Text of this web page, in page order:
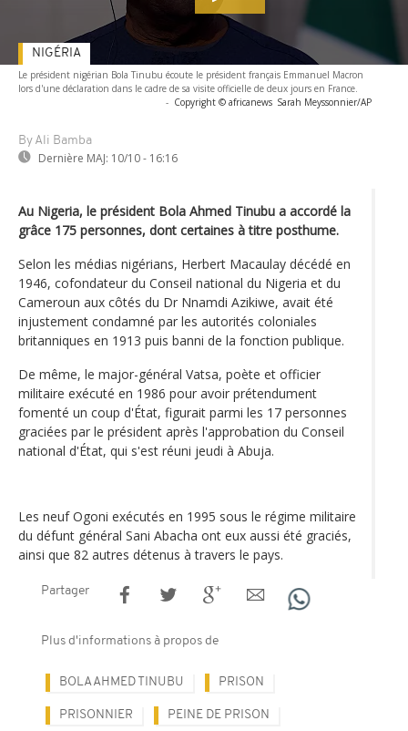
Le président nigérian Bola Tinubu écoute le président français Emmanuel Macron
lors d'une déclaration dans le cadre de sa visite officielle de deux jours en France.
- Copyright © africanews Sarah Meyssonnier/AP
By Ali Bamba
Dernière MAJ: 10/10 - 16:16
NIGÉRIA
Au Nigeria, le président Bola Ahmed Tinubu a accordé la
grâce 175 personnes, dont certaines à titre posthume.
Selon les médias nigérians, Herbert Macaulay décédé en
1946, cofondateur du Conseil national du Nigeria et du
Cameroun aux côtés du Dr Nnamdi Azikiwe, avait été
injustement condamné par les autorités coloniales
britanniques en 1913 puis banni de la fonction publique.
De même, le major-général Vatsa, poète et officier
militaire exécuté en 1986 pour avoir prétendument
fomenté un coup d'État, figurait parmi les 17 personnes
graciées par le président après l'approbation du Conseil
national d'État, qui s'est réuni jeudi à Abuja.
Les neuf Ogoni exécutés en 1995 sous le régime militaire
du défunt général Sani Abacha ont eux aussi été graciés,
ainsi que 82 autres détenus à travers le pays.
Partager
Plus d'informations à propos de
BOLA AHMED TINUBU PRISON
PRISONNIER PEINE DE PRISON